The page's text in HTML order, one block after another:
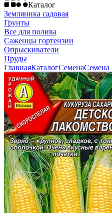
Каталог
Земляника садовая
Грунты
Все для полива
Саженцы гортензии
Опрыскиватели
Пруды
ГлавнаяКаталогСеменаСемена